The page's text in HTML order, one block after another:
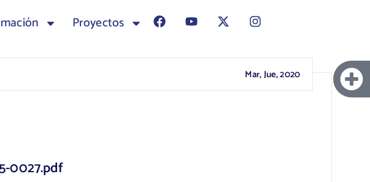
Proyectos
Mar, Jue, 2020
0027.pdf